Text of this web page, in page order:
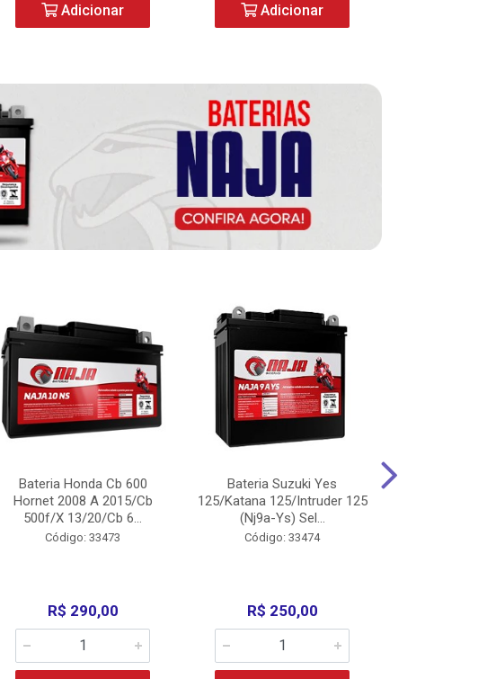
Adicionar Adicionar
Bateria Honda Cb 600
Hornet 2008 A 2015/Cb
500f/X 13/20/Cb 6...
Código: 33473
R$ 290,00
Bateria Suzuki Yes
125/Katana 125/Intruder 125
(Nj9a-Ys) Sel...
Código: 33474
R$ 250,00